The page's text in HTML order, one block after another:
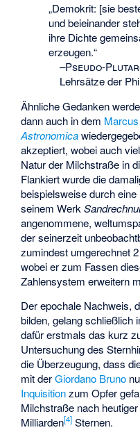
„Demokrit: [sie
und beieinander
ihre Dichte
erzeugen.“
–Pseudo-
Lehrsätze der
Ähnliche Gedanken
dann auch in dem
Astronomica
akzeptiert, wobei auch
Natur der Milchstraße in
Flankiert wurde die
beispielsweise durch
seinem Werk
angenommene,
der seinerzeit
zumindest umgerechnet
wobei er zum Fassen
Zahlensystem erweitern
Der epochale Nachweis,
bilden, gelang schließlich
dafür erstmals das kurz
Untersuchung des
die Überzeugung, dass
mit derGiordano Bruno
Inquisitionzum Opfer
Milchstraße nach
Milliarden[4] Sternen.